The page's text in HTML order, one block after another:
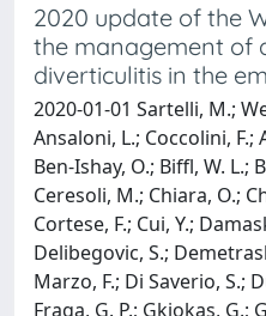
2020 update of the
the management of
diverticulitis in the
2020-01-01 Sartelli, M.;
Ansaloni, L.; Coccolini, F.;
Ben-Ishay, O.; Biffl, W. L.;
Ceresoli, M.; Chiara, O.;
Cortese, F.; Cui, Y.;
Delibegovic, S.;
Marzo, F.; Di Saverio, S.;
Fraga, G. P.; Gkiokas, G.;